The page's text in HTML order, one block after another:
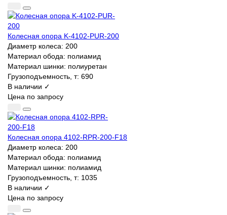
Колесная опора K-4102-PUR-200
Диаметр колеса: 200
Материал обода: полиамид
Материал шинки: полиуретан
Грузоподъемность, т: 690
В наличии ✓
Цена по запросу
Колесная опора 4102-RPR-200-F18
Диаметр колеса: 200
Материал обода: полиамид
Материал шинки: полиамид
Грузоподъемность, т: 1035
В наличии ✓
Цена по запросу